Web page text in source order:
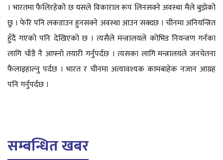
। भारतमा फैलिरहेको छ यसले विकाराल रूप लिनसक्ने अवस्था मैले बुझेको
छु । फेरि पनि लकडाउन हुनसक्ने अवस्था आउन सक्दछ । चीनमा अनियन्त्रित
हुँदै गएको पनि देखिएको छ । त्यसैले मन्त्रालयले कोभिड नियन्त्रण गर्नका
लागि चाँडै नै आफ्नो तयारी गर्नुपर्दछ । त्यसका लागि मन्त्रालयले जनचेतना
फैलाइहाल्नु पर्दछ । भारत र चीनमा अत्यावश्यक कामबाहेक नजान आग्रह
पनि गर्नुपर्दछ ।
सम्बन्धित खबर